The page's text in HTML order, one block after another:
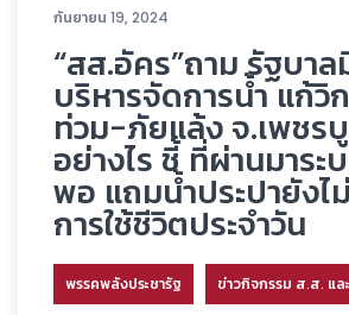
กันยายน 19, 2024
“สส.อัคร”ถาม รัฐบา
บริหารจัดการน้ำ แก้วิ
ท่วม-ภัยแล้ง จ.เพชร
อย่างไร ชี้ ที่ผ่านมาระ
พอ แถมน้ำประปายัง
การใช้ชีวิตประจำวัน
พรรคพลังประชารัฐ ข่าวกิจกรรม ส.ส. แ